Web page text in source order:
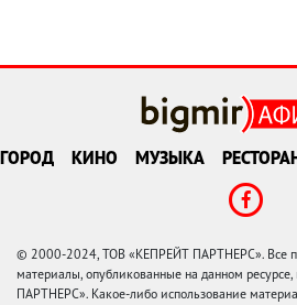
ГОРОД КИНО МУЗЫКА
© 2000-2024, ТОВ «КЕПРЕЙТ ПАРТНЕРС». Все
материалы, опубликованные на данном
ПАРТНЕРС». Какое-либо использование